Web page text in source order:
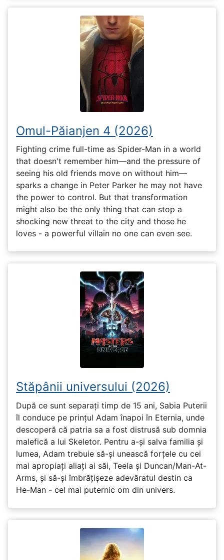
Omul-Păianjen 4 (2026)
Fighting crime full-time as Spider-Man in a world
that doesn't remember him—and the pressure of
seeing his old friends move on without him—
sparks a change in Peter Parker he may not have
the power to control. But that transformation
might also be the only thing that can stop a
shocking new threat to the city and those he
loves - a powerful villain no one can even see.
Stăpânii universului (2026)
După ce sunt separați timp de 15 ani, Sabia Puterii
îl conduce pe prințul Adam înapoi în Eternia, unde
descoperă că patria sa a fost distrusă sub domnia
malefică a lui Skeletor. Pentru a-și salva familia și
lumea, Adam trebuie să-și unească forțele cu cei
mai apropiați aliați ai săi, Teela și Duncan/Man-At-
Arms, și să-și îmbrățișeze adevăratul destin ca
He-Man - cel mai puternic om din univers.